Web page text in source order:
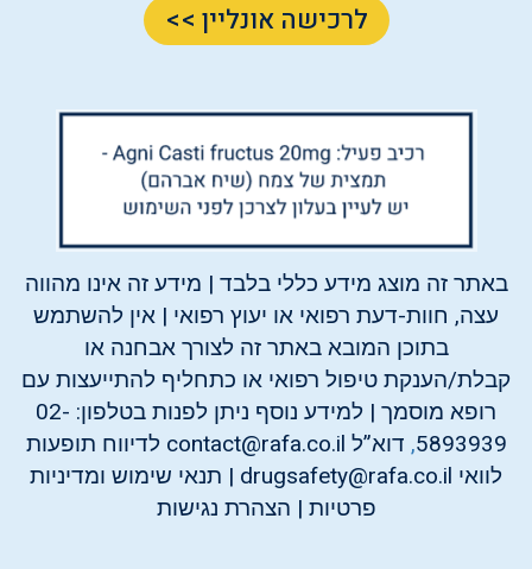
לרכישה אונליין >>
באתר זה מוצג מידע כללי בלבד | מידע זה אינו מהווה
עצה, חוות-דעת רפואי או יעוץ רפואי | אין להשתמש
בתוכן המובא באתר זה לצורך אבחנה או
קבלת/הענקת טיפול רפואי או כתחליף להתייעצות עם
רופא מוסמך | למידע נוסף ניתן לפנות בטלפון: 02-
5893939
, דוא”ל contact@rafa.co.il לדיווח תופעות
לוואי drugsafety@rafa.co.il
| תנאי שימוש ומדיניות
פרטיות | הצהרת נגישות